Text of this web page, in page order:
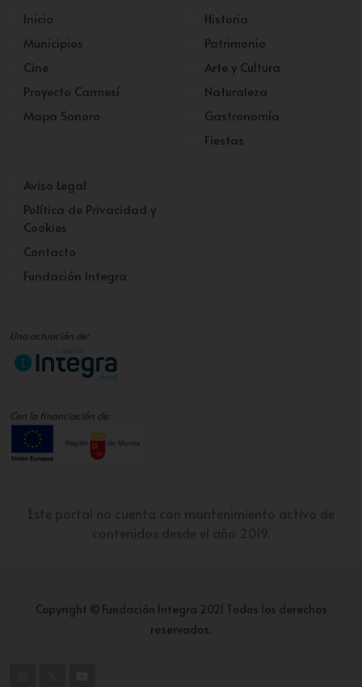
Inicio
Municipios
Cine
Proyecto Carmesí
Mapa Sonoro
Historia
Patrimonio
Arte y Cultura
Naturaleza
Gastronomía
Fiestas
Aviso Legal
Política de Privacidad y
Cookies
Contacto
Fundación Integra
Una actuación de:
Con la financiación de:
Copyright © Fundación Integra 2021 Todos los derechos
reservados.